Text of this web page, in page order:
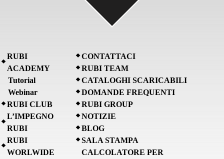
RUBI
ACADEMY
Tutorial
Webinar
RUBI CLUB
L’IMPEGNO
RUBI
RUBI
WORLWIDE
CONTATTACI
RUBI TEAM
CATALOGHI SCARICABILI
DOMANDE FREQUENTI
RUBI GROUP
NOTIZIE
BLOG
SALA STAMPA
CALCOLATORE PER